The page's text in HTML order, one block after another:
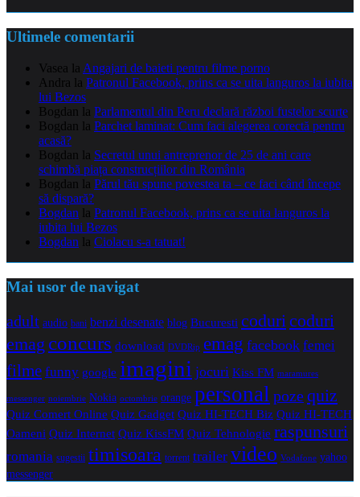
Ultimele comentarii
Vasea la Angajari de baieti pentru filme porno
Andra la Patronul Facebook, prins ca se uita languros la iubita
lui Bezos
Bogdan la Parlamentul din Peru declară război fustelor scurte
Bogdan la Parchet laminat: Cum faci alegerea corectă pentru
acasă?
Bogdan la Secretul unui antreprenor de 25 de ani care
schimbă piața construcțiilor din România
Bogdan la Părul tău spune povestea ta – ce faci când începe
să dispară?
Bogdan la Patronul Facebook, prins ca se uita languros la
iubita lui Bezos
Bogdan la Ciolacu s-a tatuat!
Mai usor de navigat
adult audio bani benzi desenate blog Bucuresti coduricoduri
emag concurs download DVDRip emag facebook femei
filme funny google imagini jocuri Kiss FM maramures
messenger noiembrie Nokia octombrie orange personal pozequiz
Quiz Comert Online Quiz Gadget Quiz HI-TECH Biz Quiz HI-TECH
Oameni Quiz Internet Quiz KissFM Quiz Tehnologie raspunsuri
romania sugestii timisoara torrent trailer video Vodafone yahoo
messenger